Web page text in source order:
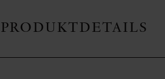
PRODUKTDETAILS